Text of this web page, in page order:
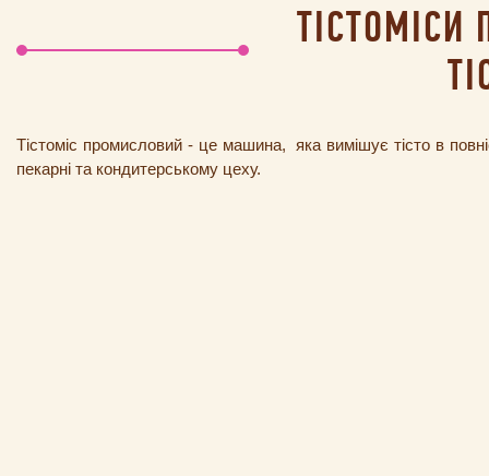
Тістоміс промисловий - це машина,
яка вимішує тісто в
пекарні та кондитерському цеху.